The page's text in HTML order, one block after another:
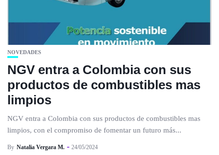
NOVEDADES
NGV entra a Colombia con sus
productos de combustibles mas
limpios
NGV entra a Colombia con sus productos de combustibles mas
limpios, con el compromiso de fomentar un futuro más...
By Natalia Vergara M. 24/05/2024